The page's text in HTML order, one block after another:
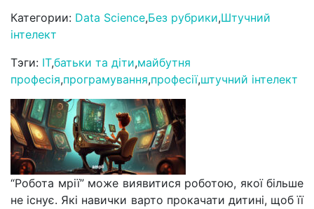
Категории: Data Science,Без рубрики,Штучний
інтелект
Тэги: IT,батьки та діти,майбутня
професія,програмування,професії,штучний інтелект
“Робота мрії” може виявитися роботою, якої більше
не існує. Які навички варто прокачати дитині, щоб її